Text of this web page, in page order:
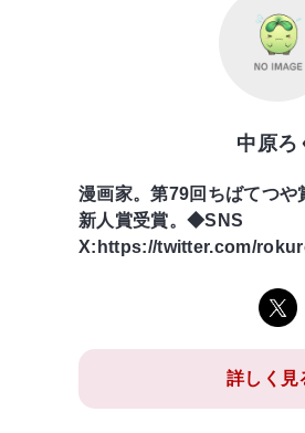
中原ろ
漫画家。第79回ちばてつや
新人賞受賞。◆SNS
X:https://twitter.com/
詳しく見